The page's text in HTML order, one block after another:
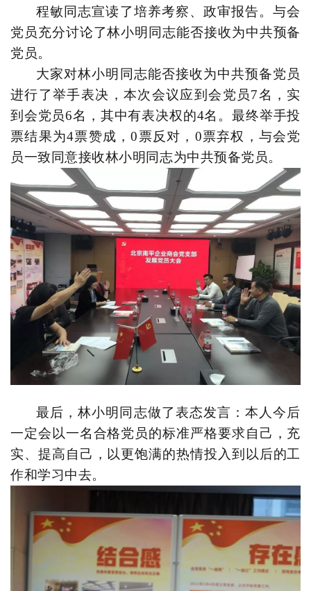
程敏同志宣读了培养考察、 政审报告。与会
党员充分讨论了林小明 同志能否接收为中共预备
党员。
大家对林小明 同志能否接收为中共预备党员
进行了举手表决 ， 本次会议应到会党员7名，实
到会党员6名，其中有表决权的4名。最终举手投
票结果为4票赞成，0票反对，0票弃权，与会党
员一致同意接收林小明 同志为中共预备党员。
最后，林小明同志做了表态发言：本人今后
一定会以一名合格党员的标准严格要求自己，充
实、提高自己，以更饱满的热情投入到以后的工
作和学习中去。